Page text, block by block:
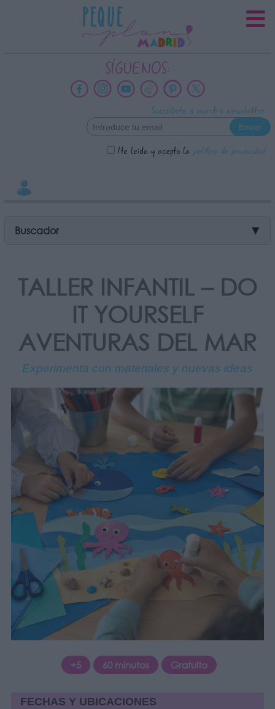
SÍGUENOS:
Suscríbete a nuestra newsletter
He leído y acepto la política de privacidad
Buscador ▼
TALLER INFANTIL – DO
IT YOURSELF
AVENTURAS DEL MAR
Experimenta con materiales y nuevas ideas
+5 60 minutos Gratuito
FECHAS Y UBICACIONES
INFORMACION SOBRE LA
PROTECCIÓN DE TUS DATOS
Datos tratados:
Información adicional